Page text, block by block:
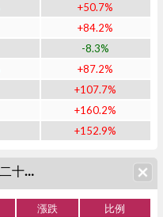
+50.7%
+84.2%
-8.3%
+87.2%
+107.7%
+160.2%
+152.9%
紐幣/新加坡幣 (NZDSGD)近二十日表現
漲跌
比例